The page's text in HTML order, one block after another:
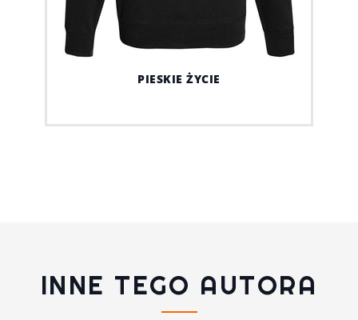
PIESKIE ŻYCIE
INNE TEGO AUTORA